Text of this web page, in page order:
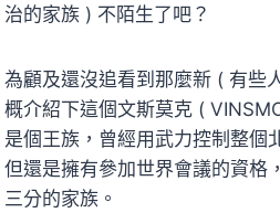
治的家族 ) 不陌生了吧？
為顧及還沒追看到那麼新 ( 有些
概介紹下這個文斯莫克 (
是個王族，曾經用武力控制整個
但還是擁有參加世界會議的資格
三分的家族。